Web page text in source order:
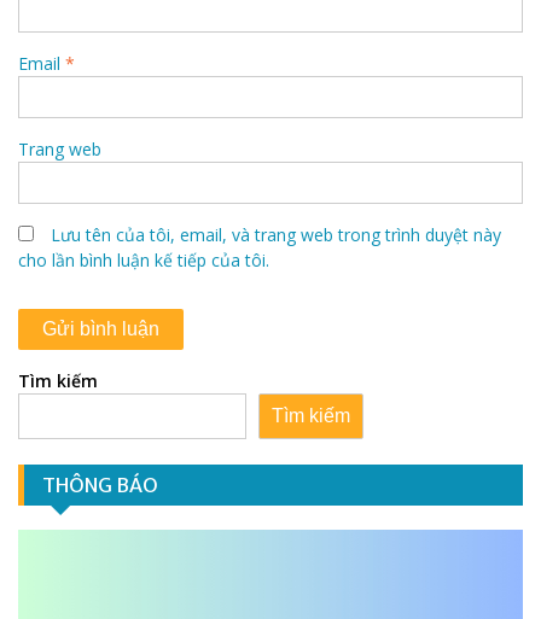
Email *
Trang web
Lưu tên của tôi, email, và trang web trong trình duyệt này
cho lần bình luận kế tiếp của tôi.
Tìm kiếm
Tìm kiếm
THÔNG BÁO